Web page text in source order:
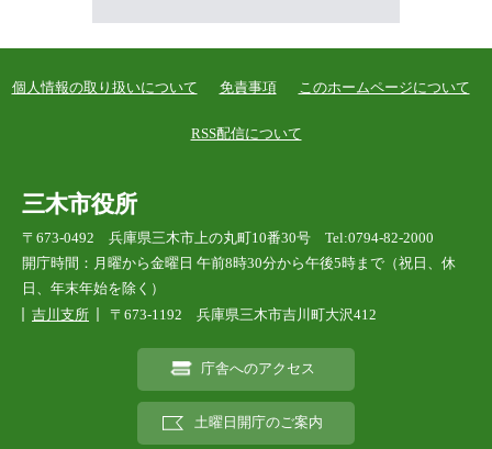
個人情報の取り扱いについて 免責事項 このホームページについて
RSS配信について
三木市役所
〒673-0492 兵庫県三木市上の丸町10番30号 Tel:0794-82-2000
開庁時間：月曜から金曜日 午前8時30分から午後5時まで（祝日、休
日、年末年始を除く）
吉川支所
〒673-1192 兵庫県三木市吉川町大沢412
庁舎へのアクセス
土曜日開庁のご案内